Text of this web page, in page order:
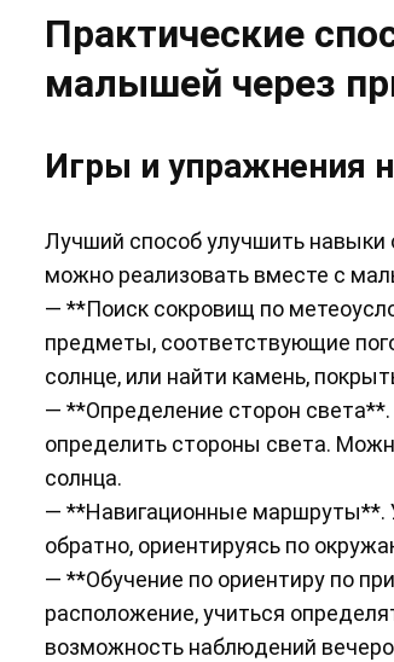
Практические
малышей через
Игры и упражнения
Лучший способ улучшить навыки
можно реализовать вместе с
— **Поиск сокровищ по
предметы, соответствующие
солнце, или найти камень,
— **Определение сторон света**.
определить стороны света.
солнца.
— **Навигационные маршруты**.
обратно, ориентируясь по
— **Обучение по ориентиру по
расположение, учиться
возможность наблюдений